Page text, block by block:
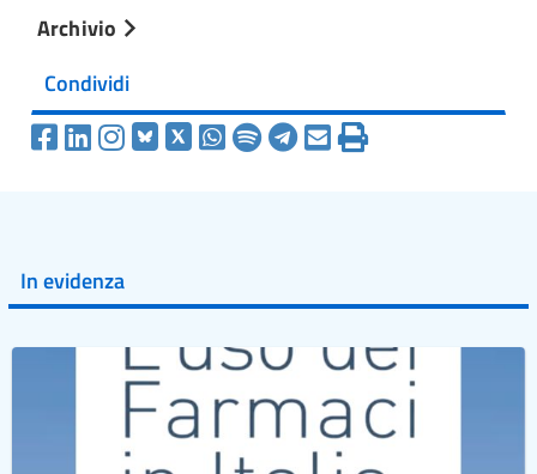
Archivio
Condividi
In evidenza